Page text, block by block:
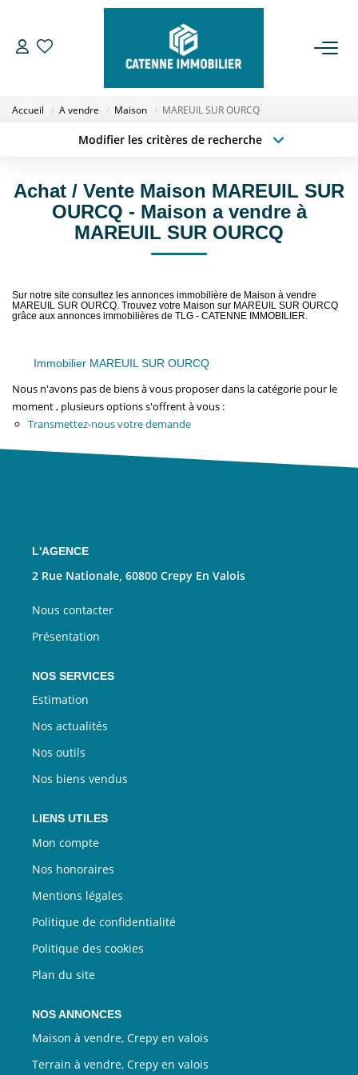
GESTION
Qui Sommes Nous
Nous Rejoindre
CONTACT
EN
Accueil A vendre Maison MAREUIL SUR OURCQ
Modifier les critères de recherche
Sélectionnez...
Type de bien
Plus de critères
Achat / Vente Maison MAREUIL SUR
OURCQ - Maison a vendre à
MAREUIL SUR OURCQ
Sur notre site consultez les annonces immobilière de Maison à vendre
MAREUIL SUR OURCQ. Trouvez votre Maison sur MAREUIL SUR OURCQ
grâce aux annonces immobilières de TLG - CATENNE IMMOBILIER.
Immobilier MAREUIL SUR OURCQ
Nous n'avons pas de biens à vous proposer dans la catégorie pour le
moment , plusieurs options s'offrent à vous :
Transmettez-nous votre demande
L'AGENCE
2 Rue Nationale, 60800 Crepy En Valois
Nous contacter
Présentation
NOS SERVICES
Estimation
Nos actualités
Nos outils
Nos biens vendus
LIENS UTILES
Mon compte
Nos honoraires
Mentions légales
Politique de confidentialité
Politique des cookies
Plan du site
NOS ANNONCES
Maison à vendre, Crepy en valois
Terrain à vendre, Crepy en valois